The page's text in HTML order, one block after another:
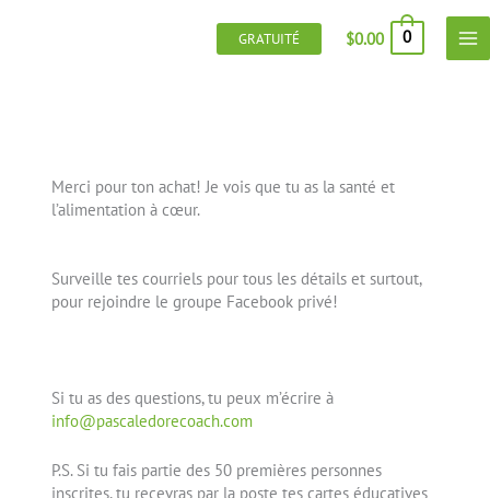
GRATUITÉ $0.00 0
Merci pour ton achat! Je vois que tu as la santé et
l’alimentation à cœur.
Surveille tes courriels pour tous les détails et surtout,
pour rejoindre le groupe Facebook privé!
Si tu as des questions, tu peux m’écrire à
info@pascaledorecoach.com
P.S. Si tu fais partie des 50 premières personnes
inscrites, tu recevras par la poste tes cartes éducatives